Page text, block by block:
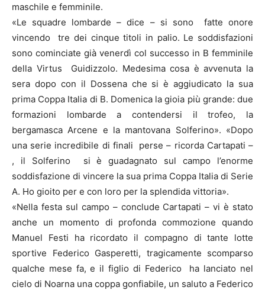
maschile e femminile.
«Le squadre lombarde – dice – si sono fatte onore
vincendo tre dei cinque titoli in palio. Le soddisfazioni
sono cominciate già venerdì col successo in B femminile
della Virtus Guidizzolo. Medesima cosa è avvenuta la
sera dopo con il Dossena che si è aggiudicato la sua
prima Coppa Italia di B. Domenica la gioia più grande: due
formazioni lombarde a contendersi il trofeo, la
bergamasca Arcene e la mantovana Solferino». «Dopo
una serie incredibile di finali perse – ricorda Cartapati –
, il Solferino si è guadagnato sul campo l’enorme
soddisfazione di vincere la sua prima Coppa Italia di Serie
A. Ho gioito per e con loro per la splendida vittoria».
«Nella festa sul campo – conclude Cartapati – vi è stato
anche un momento di profonda commozione quando
Manuel Festi ha ricordato il compagno di tante lotte
sportive Federico Gasperetti, tragicamente scomparso
qualche mese fa, e il figlio di Federico ha lanciato nel
cielo di Noarna una coppa gonfiabile, un saluto a Federico